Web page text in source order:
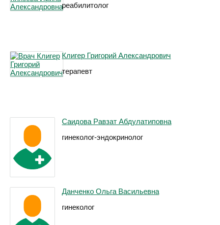
реабилитолог
Клигер Григорий Александрович
терапевт
Саидова Равзат Абдулатиповна
гинеколог-эндокринолог
Данченко Ольга Васильевна
гинеколог